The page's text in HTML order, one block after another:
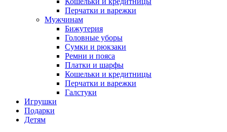
Перчатки и варежки
Мужчинам
Бижутерия
Головные уборы
Сумки и рюкзаки
Ремни и пояса
Платки и шарфы
Кошельки и кредитницы
Перчатки и варежки
Галстуки
Игрушки
Подарки
Детям